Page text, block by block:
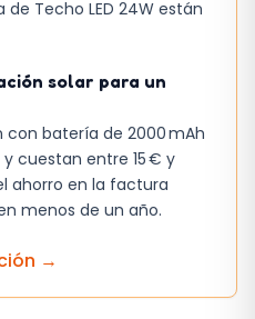
Techo LED 24W están
solar para un
con batería de 2000 mAh
cuestan entre 15 € y
ahorro en la factura
menos de un año.
→